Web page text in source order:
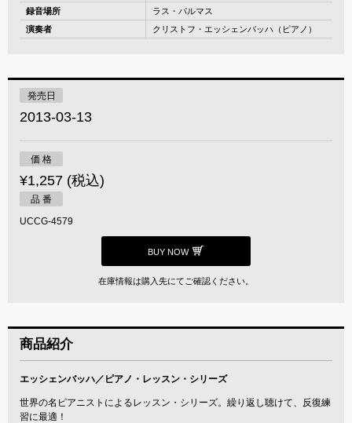
録音場所
ラス・パルマス
演奏者
クリストフ・エッシェンバッハ（ピアノ）
発売日
2013-03-13
価 格
¥1,257 (税込)
品 番
UCCG-4579
BUY NOW
在庫情報は購入先にてご確認ください。
商品紹介
エッシェンバッハ／ピアノ・レッスン・シリーズ
世界の名ピアニストによるレッスン・シリーズ。繰り返し聴けて、反復練
習に最適！